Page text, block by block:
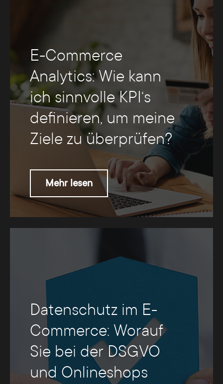
E-Commerce
Analytics: Wie kann
ich sinnvolle KPI‘s
definieren, um meine
Ziele zu überprüfen?
Mehr lesen
Datenschutz im E-
Commerce: Worauf
Sie bei der DSGVO
und Onlineshops